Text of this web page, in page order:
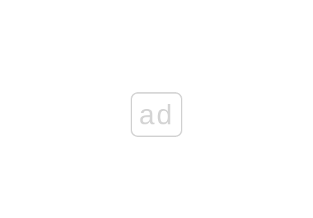
ad